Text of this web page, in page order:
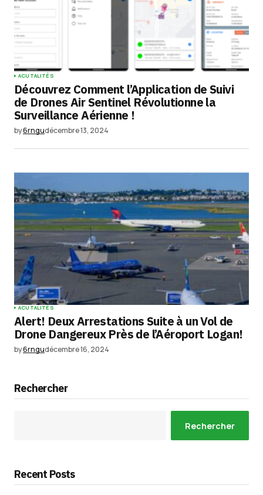
ACUTALITÉS
Découvrez Comment l’Application de Suivi
de Drones Air Sentinel Révolutionne la
Surveillance Aérienne !
by6rngudécembre 13, 2024
ACUTALITÉS
Alert! Deux Arrestations Suite à un Vol de
Drone Dangereux Près de l’Aéroport Logan!
by6rngudécembre 16, 2024
Rechercher
Rechercher
Recent Posts